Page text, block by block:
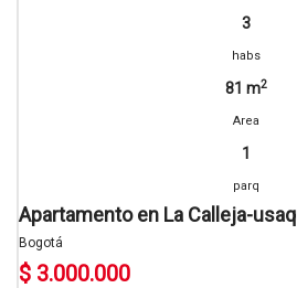
3
habs
81 m2
Area
1
parq
Apartamento en La Calleja-
Bogotá
$ 3.000.000